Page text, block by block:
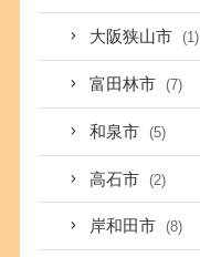
大阪狭山市 (1)
富田林市 (7)
和泉市 (5)
高石市 (2)
岸和田市 (8)